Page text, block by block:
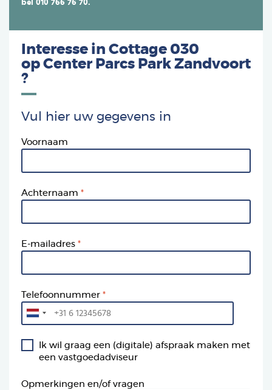
bel 010 766 76 70.
Interesse in Cottage 030
op Center Parcs Park Zandvoort
?
Vul hier uw gegevens in
Voornaam
Achternaam
E-mailadres
Telefoonnummer
Ik wil graag een (digitale) afspraak maken met
een vastgoedadviseur
Opmerkingen en/of vragen